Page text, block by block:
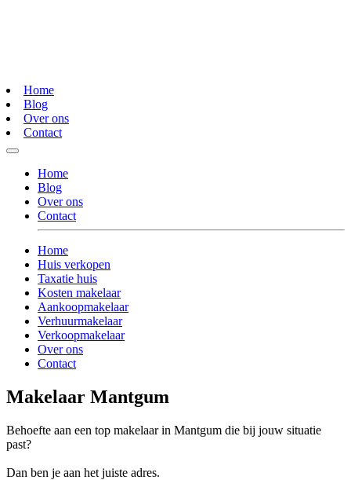
Home
Blog
Over ons
Contact
Home
Blog
Over ons
Contact
Home
Huis verkopen
Taxatie huis
Kosten makelaar
Aankoopmakelaar
Verhuurmakelaar
Verkoopmakelaar
Over ons
Contact
Makelaar Mantgum
Behoefte aan een top makelaar in Mantgum die bij jouw situatie
past?
Dan ben je aan het juiste adres.